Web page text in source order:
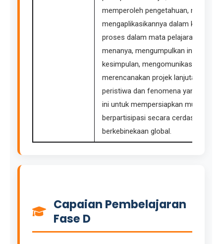
memperoleh pengetahuan, nilai, dan
mengaplikasikannya dalam
proses dalam mata pelajaran IPS
menanya, mengumpulkan
kesimpulan, mengomunikasikan,
merencanakan projek lanjutan
peristiwa dan fenomena yang
ini untuk mempersiapkan murid
berpartisipasi secara cerdas dalam
berkebinekaan global.
Capaian Pembelajaran
Fase D